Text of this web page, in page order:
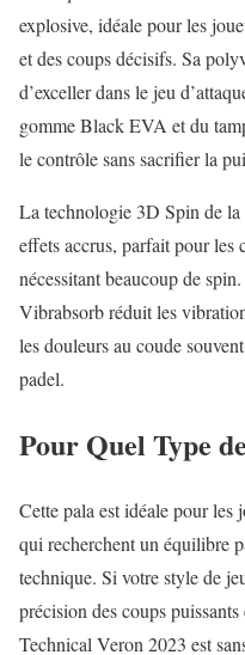
explosive, idéale pour les
et des coups décisifs. Sa
d’exceller dans le jeu
gomme Black EVA et du
le contrôle sans sacrifier la
La technologie 3D Spin de la
effets accrus, parfait pour les
nécessitant beaucoup de
Vibrabsorb réduit les
les douleurs au coude
padel.
Pour Quel Type
Cette pala est idéale pour les
qui recherchent un équilibre
technique. Si votre style de
précision des coups
Technical Veron 2023 est